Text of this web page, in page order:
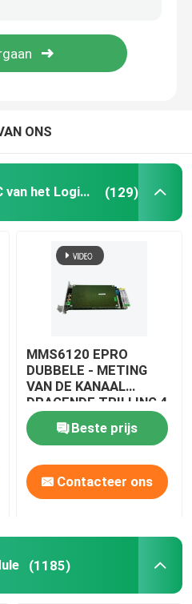
ONS
Programmeerbare PLC van het Logicacontrolemechanisme (129)
MMS6120 EPRO
DUBBELE - METING
VAN DE KANAAL
DRAGENDE TRILLING 4
- 13HZ
Beste prijs
Contacteer ons
(1185)